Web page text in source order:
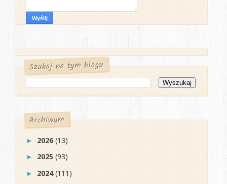
Szukaj na tym blogu
Archiwum
► 2026(13)
► 2025(93)
► 2024(111)